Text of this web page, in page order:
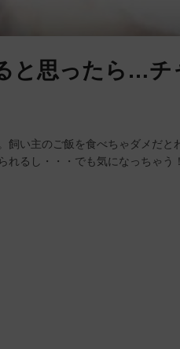
と思ったら…チ
飼い主のご飯を食べちゃダメだ
れるし・・・でも気になっちゃ